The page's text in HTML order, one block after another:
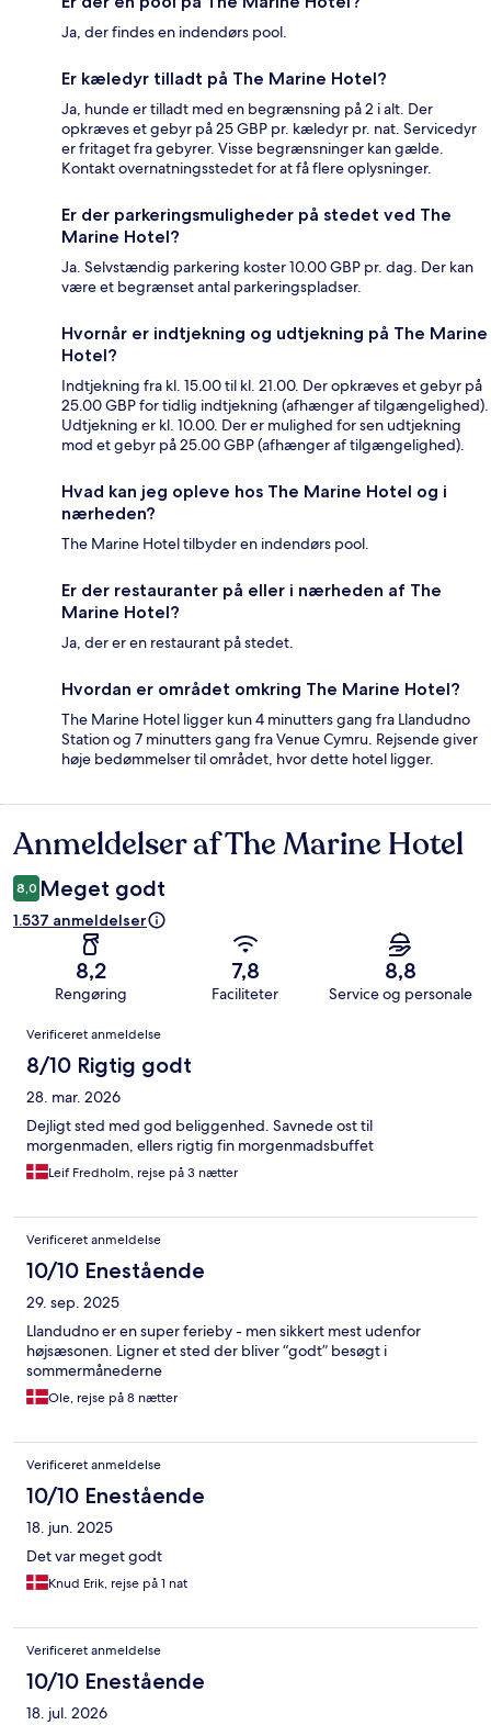
Ja, der findes en indendørs pool.
Er kæledyr tilladt på The Marine Hotel?
Ja, hunde er tilladt med en begrænsning på 2 i alt. Der
opkræves et gebyr på 25 GBP pr. kæledyr pr. nat. Servicedyr
er fritaget fra gebyrer. Visse begrænsninger kan gælde.
Kontakt overnatningsstedet for at få flere oplysninger.
Er der parkeringsmuligheder på stedet ved The
Marine Hotel?
Ja. Selvstændig parkering koster 10.00 GBP pr. dag. Der kan
være et begrænset antal parkeringspladser.
Hvornår er indtjekning og udtjekning på The Marine
Hotel?
Indtjekning fra kl. 15.00 til kl. 21.00. Der opkræves et gebyr på
25.00 GBP for tidlig indtjekning (afhænger af tilgængelighed).
Udtjekning er kl. 10.00. Der er mulighed for sen udtjekning
mod et gebyr på 25.00 GBP (afhænger af tilgængelighed).
Hvad kan jeg opleve hos The Marine Hotel og i
nærheden?
The Marine Hotel tilbyder en indendørs pool.
Er der restauranter på eller i nærheden af The
Marine Hotel?
Ja, der er en restaurant på stedet.
Hvordan er området omkring The Marine Hotel?
The Marine Hotel ligger kun 4 minutters gang fra Llandudno
Station og 7 minutters gang fra Venue Cymru. Rejsende giver
høje bedømmelser til området, hvor dette hotel ligger.
Anmeldelser
Anmeldelser af The Marine Hotel
8,0 Meget godt
1.537 anmeldelser
8,2
Rengøring
7,8
Faciliteter
8,8
Service og personale
Anmeldelser
Verificeret anmeldelse
8/10 Rigtig godt
28. mar. 2026
Dejligt sted med god beliggenhed. Savnede ost til
morgenmaden, ellers rigtig fin morgenmadsbuffet
Leif Fredholm, rejse på 3 nætter
Verificeret anmeldelse
10/10 Enestående
29. sep. 2025
Llandudno er en super ferieby - men sikkert mest udenfor
højsæsonen. Ligner et sted der bliver “godt” besøgt i
sommermånederne
Ole, rejse på 8 nætter
Verificeret anmeldelse
10/10 Enestående
18. jun. 2025
Det var meget godt
Knud Erik, rejse på 1 nat
Verificeret anmeldelse
10/10 Enestående
18. jul. 2026